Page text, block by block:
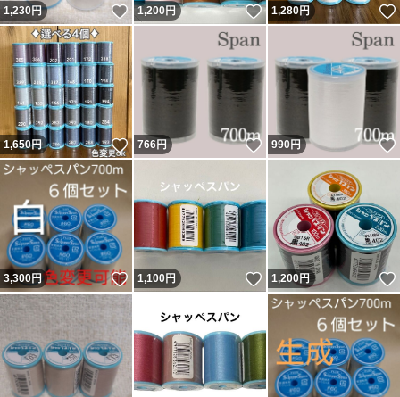
1,230円 いいね！
1,200円 いいね！
1,280円
1,650円 いいね！
766円 いいね！
990円
3,300円 いいね！
1,100円 いいね！
1,200円